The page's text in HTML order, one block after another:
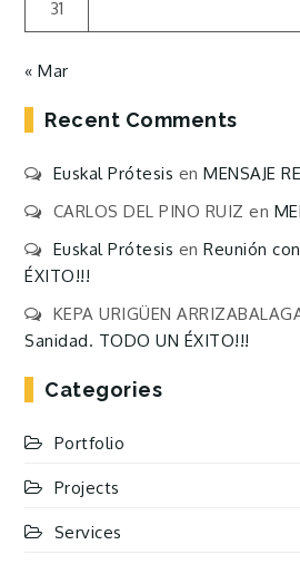
31
« Mar
Recent Comments
Euskal Prótesis enMENSAJE
CARLOS DEL PINO RUIZ en
Euskal Prótesis enReunión
ÉXITO!!!
KEPA URIGÜEN
Sanidad. TODO UN ÉXITO!!!
Categories
Portfolio
Projects
Services